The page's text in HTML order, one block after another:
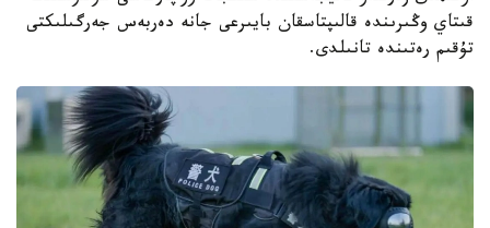
قىتاي وڭىرىندە قالىپتاسقان بايىرعى جانە دەربەس جەرگىلىكتى
تۇقىم رەتىندە تانىلدى.